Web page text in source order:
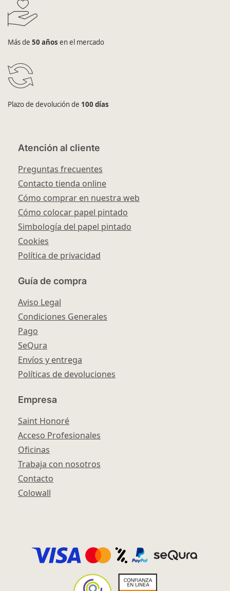
Más de 50 años en el mercado
Plazo de devolución de 100 días
Atención al cliente
Preguntas frecuentes
Contacto tienda online
Cómo comprar en nuestra web
Cómo colocar papel pintado
Simbología del papel pintado
Cookies
Política de privacidad
Guía de compra
Aviso Legal
Condiciones Generales
Pago
SeQura
Envíos y entrega
Políticas de devoluciones
Empresa
Saint Honoré
Acceso Profesionales
Oficinas
Trabaja con nosotros
Contacto
Colowall